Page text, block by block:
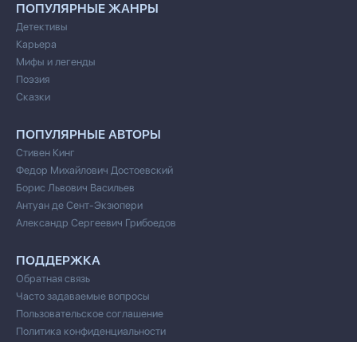
ПОПУЛЯРНЫЕ ЖАНРЫ
Детективы
Карьера
Мифы и легенды
Поэзия
Сказки
ПОПУЛЯРНЫЕ АВТОРЫ
Стивен Кинг
Федор Михайлович Достоевский
Борис Львович Васильев
Антуан де Сент-Экзюпери
Александр Сергеевич Грибоедов
ПОДДЕРЖКА
Обратная связь
Часто задаваемые вопросы
Пользовательское соглашение
Политика конфиденциальности